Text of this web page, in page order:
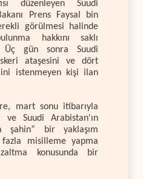
düzenleyen Suudi
Prens Faysal bin
görülmesi halinde
hakkını saklı
Üç gün sonra Suudi
ataşesini ve dört
istenmeyen kişi ilan
mart sonu itibarıyla
Suudi Arabistan'ın
şahin” bir yaklaşım
fazla misilleme yapma
konusunda bir